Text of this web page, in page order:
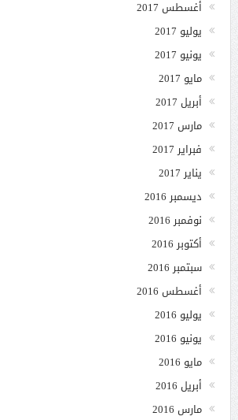
أغسطس 2017
يوليو 2017
يونيو 2017
مايو 2017
أبريل 2017
مارس 2017
فبراير 2017
يناير 2017
ديسمبر 2016
نوفمبر 2016
أكتوبر 2016
سبتمبر 2016
أغسطس 2016
يوليو 2016
يونيو 2016
مايو 2016
أبريل 2016
مارس 2016